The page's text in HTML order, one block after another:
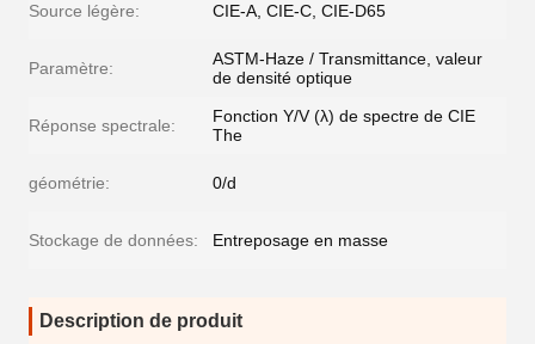
Source légère: CIE-A, CIE-C, CIE-D65
Paramètre:
ASTM-Haze / Transmittance, valeur
de densité optique
Réponse spectrale:
Fonction Y/V (λ) de spectre de CIE
The
géométrie: 0/d
Stockage de données: Entreposage en masse
Description de produit